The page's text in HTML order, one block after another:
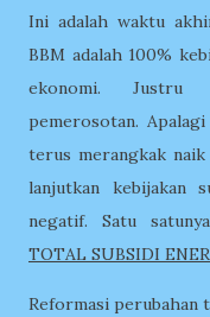
Ini adalah waktu
BBM adalah 100%
ekonomi. Justru
pemerosotan.
terus merangkak
lanjutkan kebijakan
negatif. Satu
TOTAL SUBSIDI
Reformasi perubahan